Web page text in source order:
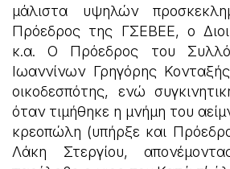
μάλιστα υψηλών
Πρόεδρος της ΓΣΕΒΕΕ, ο
κ.α. Ο Πρόεδρος του
Ιωαννίνων Γρηγόρης
οικοδεσπότης, ενώ
όταν τιμήθηκε η μνήμη του
κρεοπώλη (υπήρξε και
Λάκη Στεργίου,